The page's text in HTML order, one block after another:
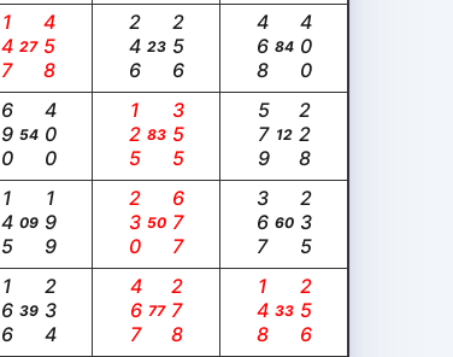
147 27458 246 23256 468 84400
690 54400 125 83355 579 12228
145 09199 230 50677 367 60235
166 39234 467 77278 148 33256